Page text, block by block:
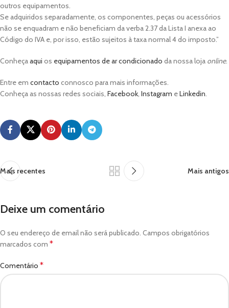
outros equipamentos.
Se adquiridos separadamente, os componentes, peças ou acessórios
não se enquadram e não beneficiam da verba 2.37 da Lista I anexa ao
Código do IVA e, por isso, estão sujeitos à taxa normal 4 do imposto.”
Conheçaaqui os equipamentos de ar condicionado da nossa loja online.
Entre em contacto connosco para mais informações.
Conheça as nossas redes sociais, Facebook, Instagram eLinkedin.
Mais recentes Mais antigos
Deixe um comentário
O seu endereço de email não será publicado. Campos obrigatórios
marcados com *
Comentário *